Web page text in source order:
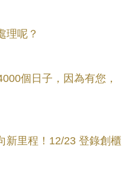
理呢？
個日子，因為有您，
新里程！12/23 登錄創櫃